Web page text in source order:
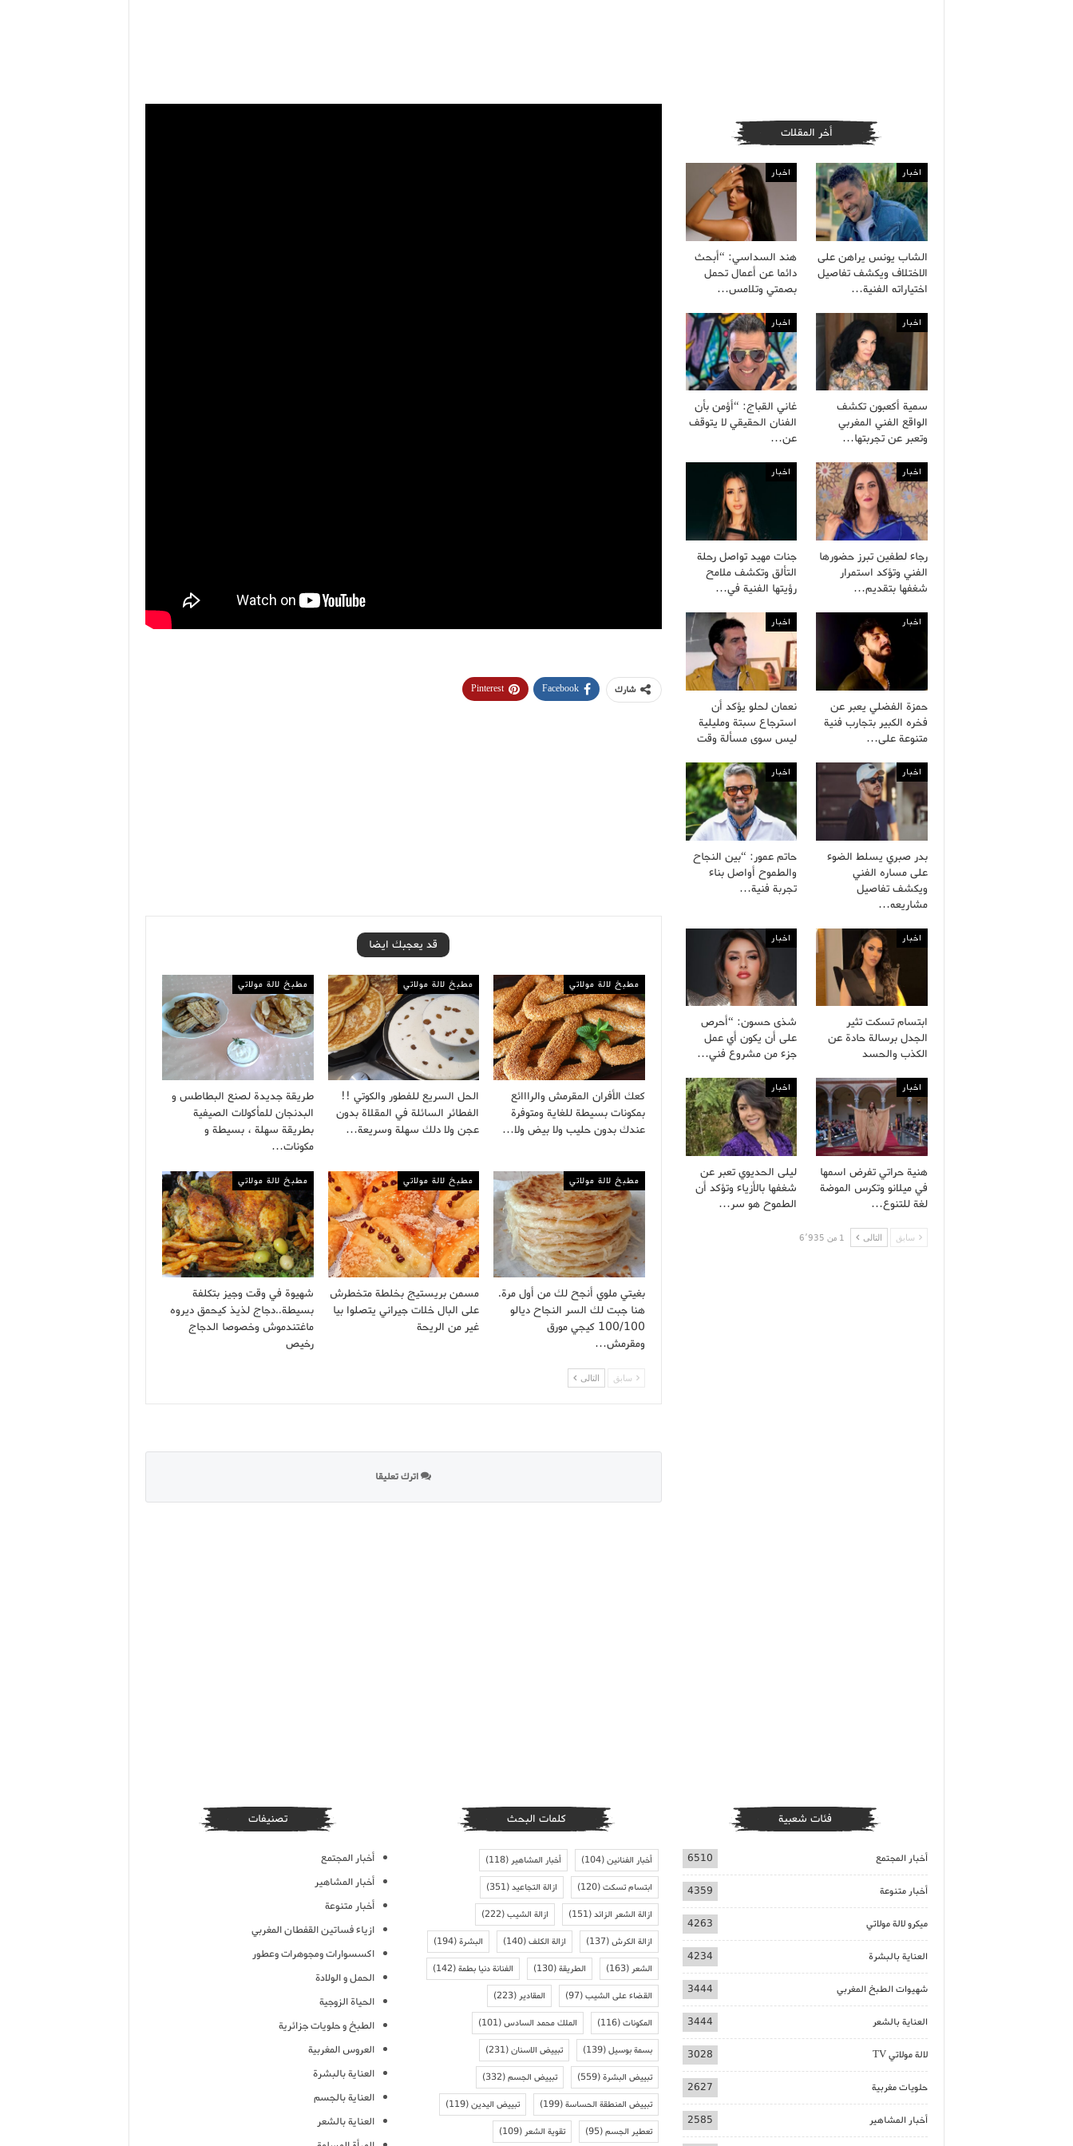
شارك Facebook
Pinterest
قد يعجبك ايضا
مطبخ لالة مولاتي
كعك الأفران المقرمش والرااائع
بمكونات بسيطة للغاية ومتوفرة
عندك بدون حليب ولا بيض ولا…
مطبخ لالة مولاتي
الحل السريع للفطور والكوتي !!
الفطائر السائلة في المقلاة بدون
عجن ولا دلك سهلة وسريعة…
مطبخ لالة مولاتي
طريقة جديدة لصنع البطاطس و
البدنجان للمأكولات الصيفية
بطريقة سهلة ، بسيطة و
مكونات…
مطبخ لالة مولاتي
بغيتي ملوي أنجح لك من أول مرة.
هنا جبت لك السر النجاح ديالو
100/100 كيجي مورق
ومقرمش…
مطبخ لالة مولاتي
مسمن بريستيج بخلطة متخطرش
على البال خلات جيراني يتصلوا بيا
غير من الريحة
مطبخ لالة مولاتي
شهيوة في وقت وجيز بتكلفة
بسيطة..دجاج لذيذ كيحمق ديروه
ماغتندموش وخصوصا الدجاج
رخيص
سابق التالى
اترك تعليقا
أخر المقلات
اخبار
الشاب يونس يراهن على
الاختلاف ويكشف تفاصيل
اختياراته الفنية…
اخبار
هند السداسي: “أبحث
دائما عن أعمال تحمل
بصمتي وتلامس…
اخبار
سمية أكعبون تكشف
الواقع الفني المغربي
وتعبر عن تجربتها…
اخبار
غاني القباج: “أؤمن بأن
الفنان الحقيقي لا يتوقف
عن…
اخبار
رجاء لطفين تبرز حضورها
الفني وتؤكد استمرار
شغفها بتقديم…
اخبار
جنات مهيد تواصل رحلة
التألق وتكشف ملامح
رؤيتها الفنية في…
اخبار
حمزة الفضلي يعبر عن
فخره الكبير بتجارب فنية
متنوعة على…
اخبار
نعمان لحلو يؤكد أن
استرجاع سبتة ومليلية
ليس سوى مسألة وقت
اخبار
بدر صبري يسلط الضوء
على مساره الفني
ويكشف تفاصيل
مشاريعه…
اخبار
حاتم عمور: “بين النجاح
والطموح أواصل بناء
تجربة فنية…
اخبار
ابتسام تسكت تثير
الجدل برسالة حادة عن
الكذب والحسد
اخبار
شذى حسون: “أحرص
على أن يكون أي عمل
جزء من مشروع فني…
اخبار
هنية حراتي تفرض اسمها
في ميلانو وتكرس الموضة
لغة للتنوع…
اخبار
ليلى الحديوي تعبر عن
شغفها بالأزياء وتؤكد أن
الطموح هو سر…
سابق التالى 1 من 6٬935
فئات شعبية
أخبار المجتمع 6510
أخبار متنوعة 4359
ميكرو لالة مولاتي 4263
العناية بالبشرة 4234
شهيوات الطبخ المغربي 3444
العناية بالشعر 3444
لالة مولاتي TV 3028
حلويات مغربية 2627
أخبار المشاهير 2585
كلمات البحث
أخبار الفنانين(104) أخبار المشاهير(118)
ابتسام تسكت(120) ازالة التجاعيد(351)
ازالة الشعر الزائد(151) ازالة الشيب(222)
ازالة الكرش(137) ازالة الكلف(140) البشرة(194)
الشعر(163) الطريقة(130) الفنانة دنيا بطمة(142)
القضاء على الشيب(97) المقادير(223)
المكونات(116) الملك محمد السادس(101)
بسمة بوسيل(139) تبييض الاسنان(231)
تبييض البشرة(559) تبييض الجسم(332)
تبييض المنطقة الحساسة(199) تبييض اليدين(119)
تعطير الجسم(95) تقوية الشعر(109)
تصنيفات
أخبار المجتمع
أخبار المشاهير
أخبار متنوعة
ازياء فساتين القفطان المغربي
اكسسوارات ومجوهرات وعطور
الحمل و الولادة
الحياة الزوجية
الطبخ و حلويات جزائرية
العروس المغربية
العناية بالبشرة
العناية بالجسم
العناية بالشعر